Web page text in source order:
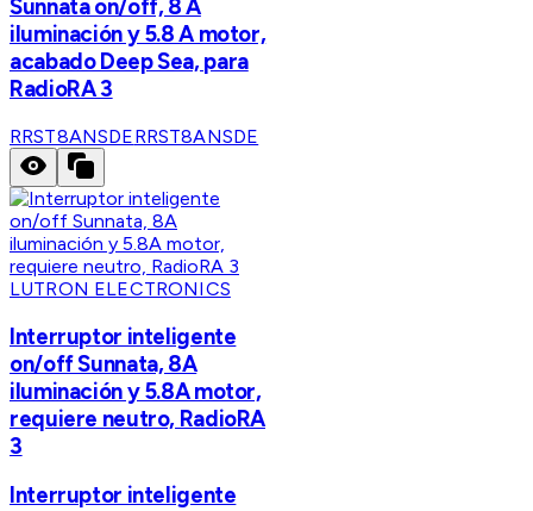
Sunnata on/off, 8 A
iluminación y 5.8 A motor,
acabado Deep Sea, para
RadioRA 3
RRST8ANSDERRST8ANSDE
LUTRON ELECTRONICS
Interruptor inteligente
on/off Sunnata, 8A
iluminación y 5.8A motor,
requiere neutro, RadioRA
3
Interruptor inteligente